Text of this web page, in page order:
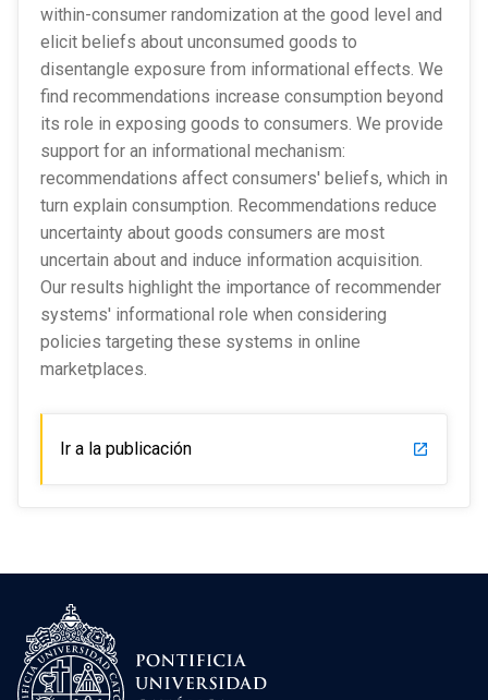
within-consumer randomization at the good level and
elicit beliefs about unconsumed goods to
disentangle exposure from informational effects. We
find recommendations increase consumption beyond
its role in exposing goods to consumers. We provide
support for an informational mechanism:
recommendations affect consumers' beliefs, which in
turn explain consumption. Recommendations reduce
uncertainty about goods consumers are most
uncertain about and induce information acquisition.
Our results highlight the importance of recommender
systems' informational role when considering
policies targeting these systems in online
marketplaces.
Ir a la publicación launch